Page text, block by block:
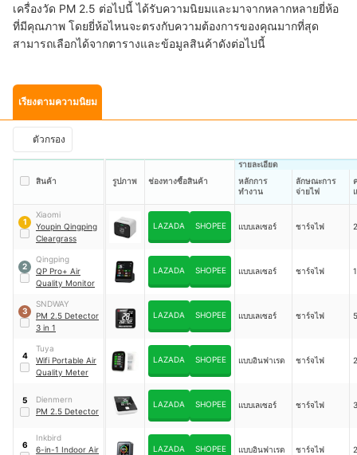
เครื่องวัด PM 2.5 ต่อไปนี้ ได้รับความนิยมและมาจากหลากหลายยี่ห้อ
ที่มีคุณภาพ โดยยี่ห้อไหนจะตรงกับความต้องการของคุณมากที่สุด
สามารถเลือกได้จากตารางและข้อมูลสินค้าดังต่อไปนี้
เรียงตามความนิยม
ตัวกรอง
สินค้า รูปภาพ ช่องทางซื้อสินค้า
รายละเอียด
หลักการ
ทำงาน
ลักษณะการ
จ่ายไฟ
1
Xiaomi
Youpin Qingping
Cleargrass
LAZADA SHOPEE แบบเลเซอร์ ชาร์จไฟ
2
Qingping
QP Pro+ Air
Quality Monitor
LAZADA SHOPEE แบบเลเซอร์ ชาร์จไฟ
3
SNDWAY
PM 2.5 Detector
3 in 1
LAZADA SHOPEE แบบเลเซอร์ ชาร์จไฟ
4
Tuya
Wifi Portable Air
Quality Meter
LAZADA SHOPEE แบบอินฟาเรด ชาร์จไฟ
5
Dienmern
PM 2.5 Detector
LAZADA SHOPEE แบบเลเซอร์ ชาร์จไฟ
6
Inkbird
6-in-1 Indoor Air
LAZADA SHOPEE แบบอินฟาเรด ชาร์จไฟ